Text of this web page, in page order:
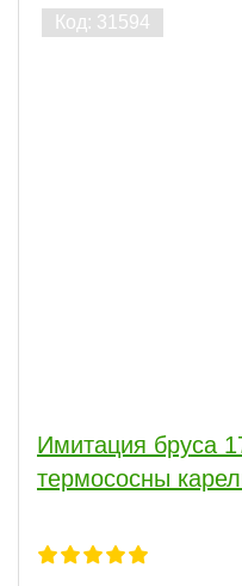
Имитация бруса
термососны